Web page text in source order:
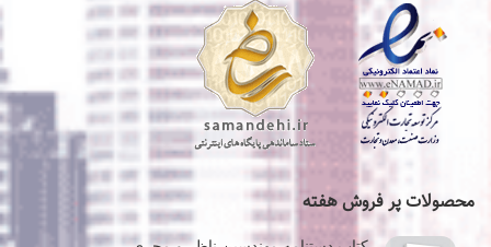
محصولات پر فروش هفته